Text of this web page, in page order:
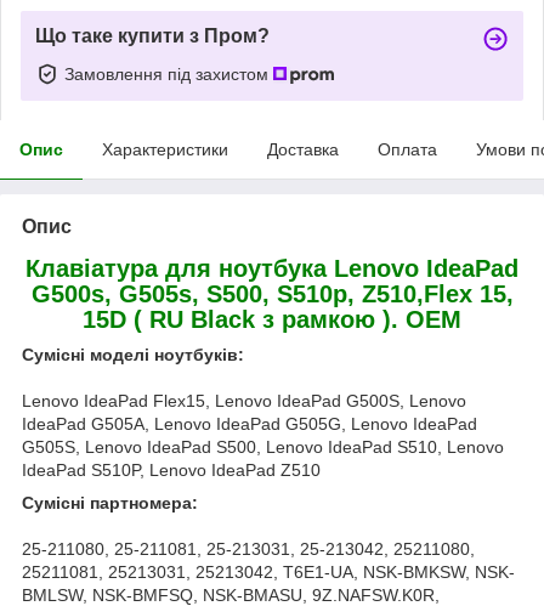
Що таке купити з Пром?
Замовлення під захистом
Опис Характеристики Доставка Оплата Умови
Опис
Клавіатурадля ноутбука Lenovo IdeaPad
G500s, G505s, S500, S510p, Z510,Flex 15,
15D ( RU Black з рамкою ). OEM
Сумісні моделі ноутбуків:
Lenovo IdeaPad Flex15, Lenovo IdeaPad G500S, Lenovo
IdeaPad G505A, Lenovo IdeaPad G505G, Lenovo IdeaPad
G505S, Lenovo IdeaPad S500, Lenovo IdeaPad S510, Lenovo
IdeaPad S510P, Lenovo IdeaPad Z510
Сумісні партномера:
25-211080, 25-211081, 25-213031, 25-213042, 25211080,
25211081, 25213031, 25213042, T6E1-UA, NSK-BMKSW, NSK-
BMLSW, NSK-BMFSQ, NSK-BMASU, 9Z.NAFSW.K0R,